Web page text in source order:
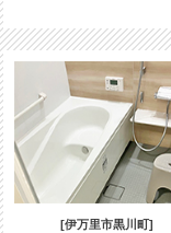
[伊万里市黒川町]